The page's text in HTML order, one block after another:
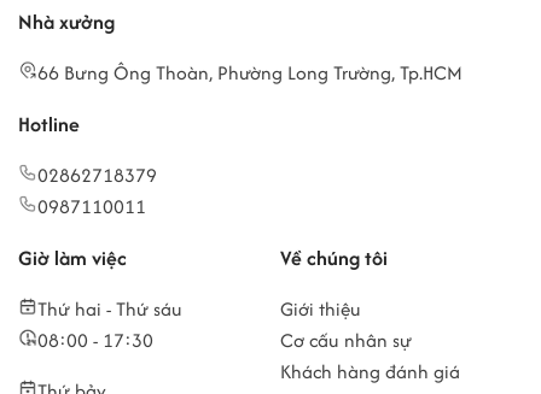
Nhà xưởng
66 Bưng Ông Thoàn, Phường Long Trường, Tp.HCM
Hotline
02862718379
0987110011
Giờ làm việc
Thứ hai - Thứ sáu
08:00 - 17:30
Về chúng tôi
Giới thiệu
Cơ cấu nhân sự
Khách hàng đánh giá